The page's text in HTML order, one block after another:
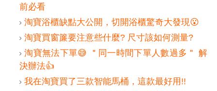
前必看
淘寶浴櫃缺點大公開，切開浴櫃驚奇大發現😮
淘寶買窗簾要注意些什麼? 尺寸該如何測量?
淘寶無法下單😅 ＂同一時間下單人數過多＂ 解
決辦法👍
我在淘寶買了三款智能馬桶，這款最好用!!